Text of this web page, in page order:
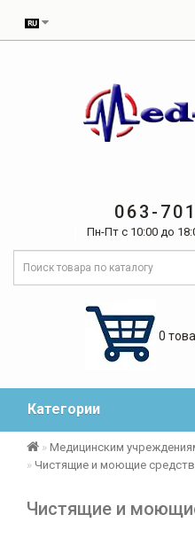
063-
Пн-Пт с 10:00 до
0
Категории
Медицинским
Чистящие и моющие
Чистящие и